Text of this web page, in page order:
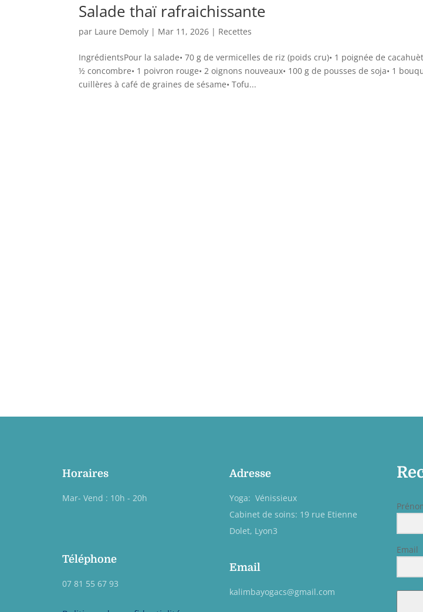
Salade thaï rafraichissante
par Laure Demoly | Mar 11, 2026 | Recettes
IngrédientsPour la salade• 70 g de vermicelles de riz (poids cru)• 1 poignée de
½ concombre• 1 poivron rouge• 2 oignons nouveaux• 100 g de pousses de soja• 1
cuillères à café de graines de sésame• Tofu...
Horaires
Mar- Vend : 10h - 20h
Téléphone
07 81 55 67 93
Adresse
Yoga: Vénissieux
Cabinet de soins: 19 rue Etienne
Dolet, Lyon3
Email
kalimbayogacs@gmail.com
Email